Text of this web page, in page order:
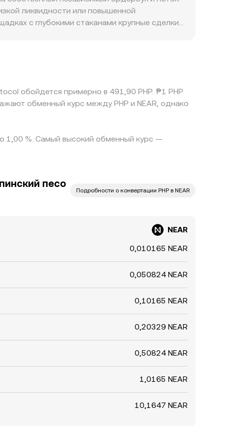
сделки, состояния ордербуков (спред и
ликвидности или повышенной
с глубокими стаканами крупные сделки
NEAR/PHP; небольшая премия или дисконт
эти расхождения, но он не совершенен:
и ограничений для операций в PHP, поэтому
обойдется примерно в 491,90 PHP. ₱1 PHP
обменный курс между PHP и NEAR, однако
1,00 %. Самый высокий обменный курс —
песо
Подробности о конвертации PHP в NEAR
NEAR
0,010165 NEAR
0,050824 NEAR
0,10165 NEAR
0,20329 NEAR
0,50824 NEAR
1,0165 NEAR
10,1647 NEAR